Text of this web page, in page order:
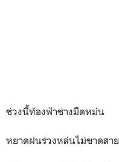
ช่วงนี้ท้องฟ้าช่างมืดหม่น
หยาดฝนร่วงหล่นไม่ขาดสาย